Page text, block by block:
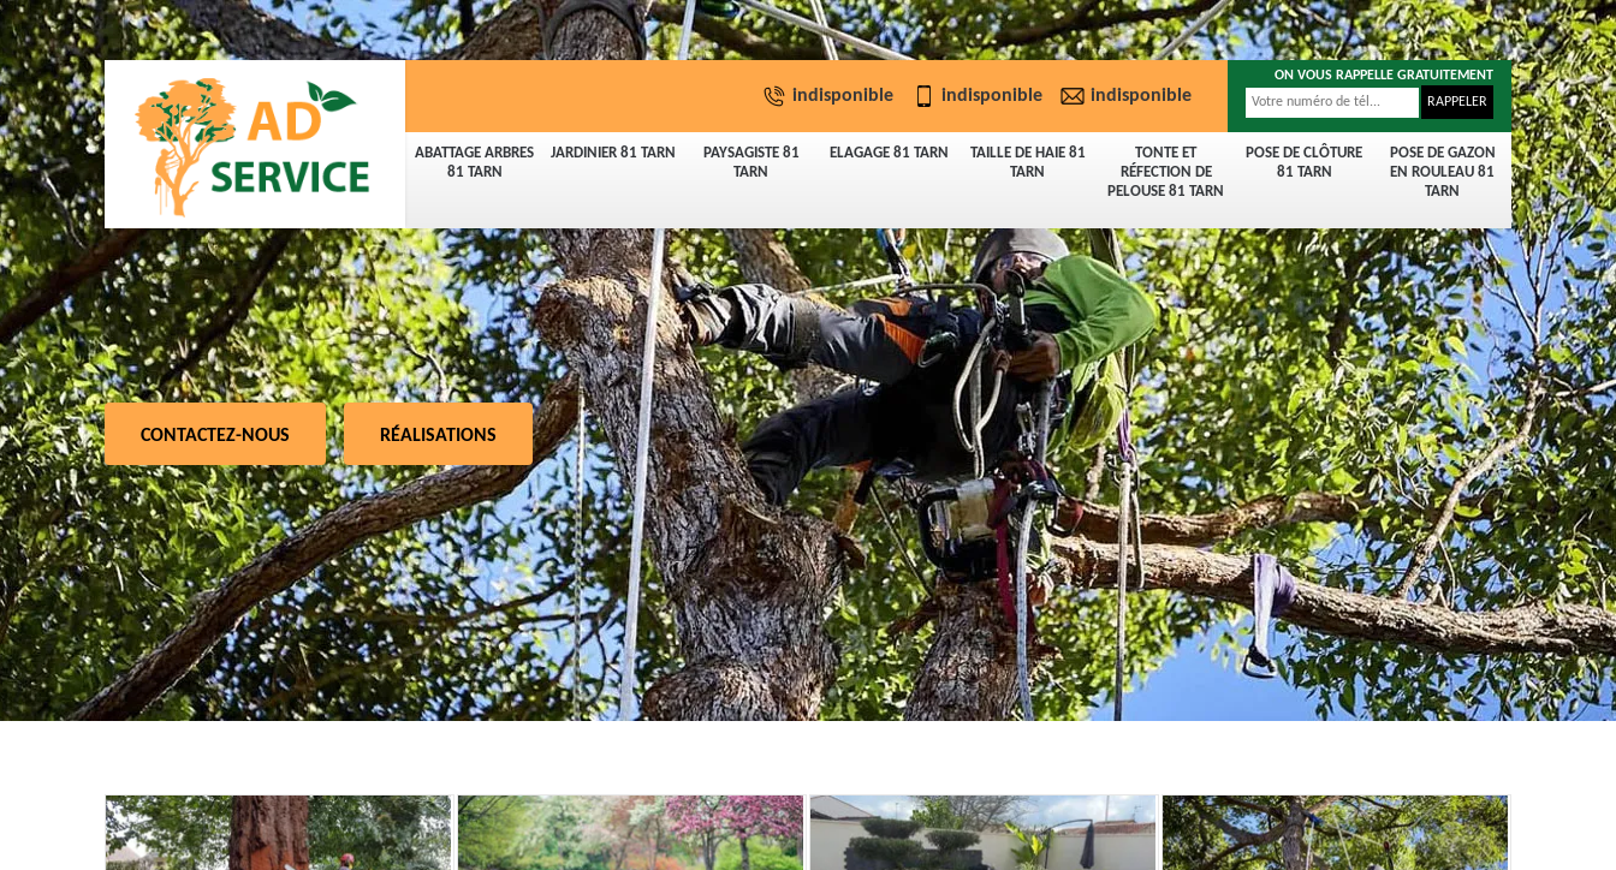
ABATTAGE ARBRES
81 TARN
JARDINIER 81 TARN
PAYSAGISTE 81
TARN
ELAGAGE 81 TARN
TAILLE DE HAIE 81
TARN
TONTE ET
RÉFECTION DE
PELOUSE 81 TARN
POSE DE CLÔTURE
81 TARN
POSE DE GAZON
EN ROULEAU 81
TARN
indisponible indisponible indisponible
ON VOUS RAPPELLE GRATUITEMENT
CONTACTEZ-NOUS RÉALISATIONS